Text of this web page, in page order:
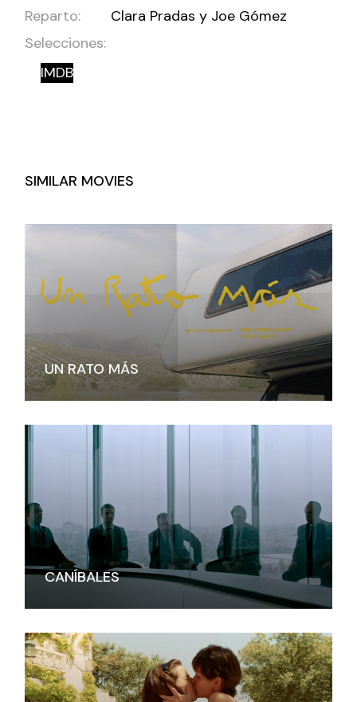
Reparto:
Clara Pradas y Joe Gómez
Selecciones:
IMDB
SIMILAR MOVIES
UN RATO MÁS
CANÍBALES